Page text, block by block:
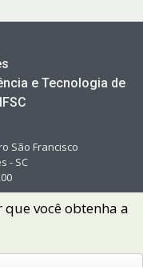
e Tecnologia de
São Francisco
- SC
você obtenha a